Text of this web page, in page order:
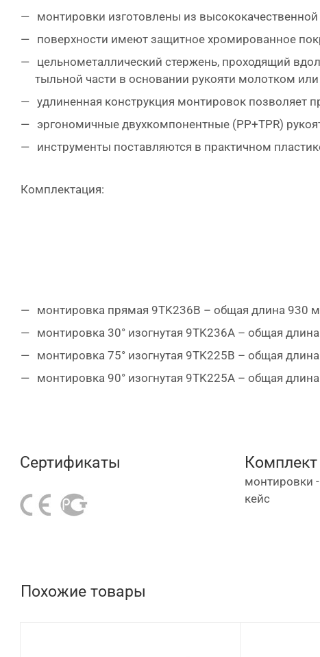
монтировки изготовлены из
поверхности имеют защитное хромированное
тыльной части в основании рукояти молотком
удлиненная конструкция монтировок позволяет
эргономичные двухкомпонентные (PP+TPR)
инструменты поставляются в практичном
Комплектация:
монтировка прямая 9TK236B – общая длина
монтировка 30° изогнутая 9TK236A – общая
монтировка 75° изогнутая 9TK225B – общая
монтировка 90° изогнутая 9TK225A – общая
Сертификаты
монтировки
кейс
Похожие товары